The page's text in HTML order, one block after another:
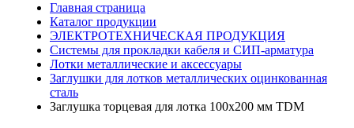
Главная страница
Каталог продукции
ЭЛЕКТРОТЕХНИЧЕСКАЯ ПРОДУКЦИЯ
Системы для прокладки кабеля и СИП-арматура
Лотки металлические и аксессуары
Заглушки для лотков металлических оцинкованная
сталь
Заглушка торцевая для лотка 100х200 мм TDM